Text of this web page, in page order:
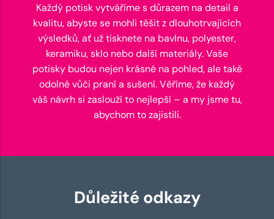
Každý potisk vytváříme s důrazem na detail a
kvalitu, abyste se mohli těšit z dlouhotrvajících
výsledků, ať už tisknete na bavlnu, polyester,
keramiku, sklo nebo další materiály. Vaše
potisky budou nejen krásné na pohled, ale také
odolné vůči praní a sušení. Věříme, že každý
váš návrh si zaslouží to nejlepší – a my jsme tu,
abychom to zajistili.
Důležité odkazy